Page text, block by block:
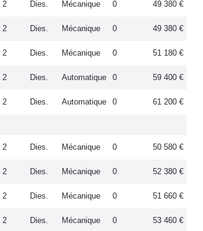
2 Dies. Mécanique 0 49 380 €
2 Dies. Mécanique 0 49 380 €
2 Dies. Mécanique 0 51 180 €
2 Dies. Automatique 0 59 400 €
2 Dies. Automatique 0 61 200 €
2 Dies. Mécanique 0 50 580 €
2 Dies. Mécanique 0 52 380 €
2 Dies. Mécanique 0 51 660 €
2 Dies. Mécanique 0 53 460 €